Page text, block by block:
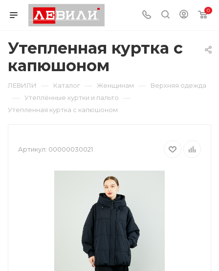
0
Утепленная куртка с
капюшоном
ЛЕВИЛИ — Каталог — Женщинам — Верхняя одежда
— Утеплённые куртки и пальто —
Утепленная куртка с капюшоном
Артикул: 00000030021